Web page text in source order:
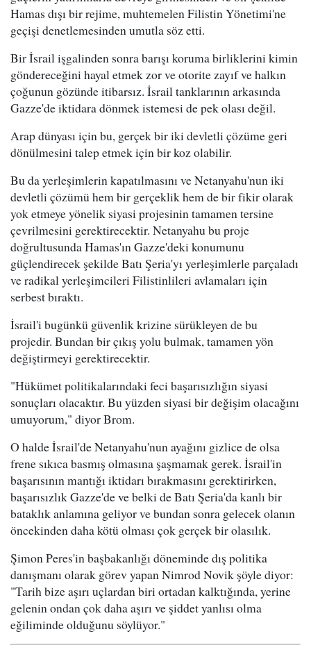
Hamas dışı bir rejime, muhtemelen Filistin Yönetimi'ne
geçişi denetlemesinden umutla söz etti.
Bir İsrail işgalinden sonra barışı koruma birliklerini kimin
göndereceğini hayal etmek zor ve otorite zayıf ve halkın
çoğunun gözünde itibarsız. İsrail tanklarının arkasında
Gazze'de iktidara dönmek istemesi de pek olası değil.
Arap dünyası için bu, gerçek bir iki devletli çözüme geri
dönülmesini talep etmek için bir koz olabilir.
Bu da yerleşimlerin kapatılmasını ve Netanyahu'nun iki
devletli çözümü hem bir gerçeklik hem de bir fikir olarak
yok etmeye yönelik siyasi projesinin tamamen tersine
çevrilmesini gerektirecektir. Netanyahu bu proje
doğrultusunda Hamas'ın Gazze'deki konumunu
güçlendirecek şekilde Batı Şeria'yı yerleşimlerle parçaladı
ve radikal yerleşimcileri Filistinlileri avlamaları için
serbest bıraktı.
İsrail'i bugünkü güvenlik krizine sürükleyen de bu
projedir. Bundan bir çıkış yolu bulmak, tamamen yön
değiştirmeyi gerektirecektir.
"Hükümet politikalarındaki feci başarısızlığın siyasi
sonuçları olacaktır. Bu yüzden siyasi bir değişim olacağını
umuyorum," diyor Brom.
O halde İsrail'de Netanyahu'nun ayağını gizlice de olsa
frene sıkıca basmış olmasına şaşmamak gerek. İsrail'in
başarısının mantığı iktidarı bırakmasını gerektirirken,
başarısızlık Gazze'de ve belki de Batı Şeria'da kanlı bir
bataklık anlamına geliyor ve bundan sonra gelecek olanın
öncekinden daha kötü olması çok gerçek bir olasılık.
Şimon Peres'in başbakanlığı döneminde dış politika
danışmanı olarak görev yapan Nimrod Novik şöyle diyor:
"Tarih bize aşırı uçlardan biri ortadan kalktığında, yerine
gelenin ondan çok daha aşırı ve şiddet yanlısı olma
eğiliminde olduğunu söylüyor."